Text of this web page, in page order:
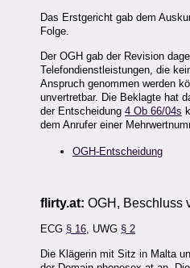
Das Erstgericht gab dem
Folge.
Der OGH gab der Revision
Telefondienstleistungen, die
Anspruch genommen werden
unvertretbar. Die Beklagte hat
der Entscheidung 4 Ob 66/04s
dem Anrufer einer
OGH-Entscheidung
flirty.at: OGH, Beschluss
ECG § 16, UWG § 2
Die Klägerin mit Sitz in Malta